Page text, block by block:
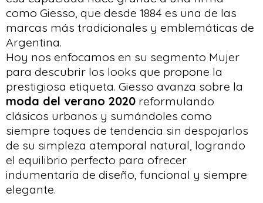
como Giesso, que desde 1884 es una de las
marcas más tradicionales y emblemáticas de
Argentina.
Hoy nos enfocamos en su segmento Mujer
para descubrir los looks que propone la
prestigiosa etiqueta. Giesso avanza sobre la
moda del verano 2020 reformulando
clásicos urbanos y sumándoles como
siempre toques de tendencia sin despojarlos
de su simpleza atemporal natural, logrando
el equilibrio perfecto para ofrecer
indumentaria de diseño, funcional y siempre
elegante.